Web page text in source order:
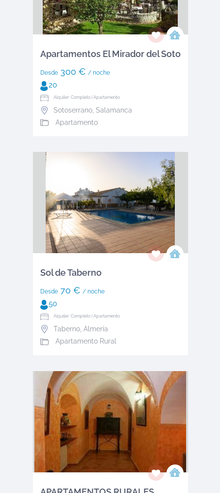
Apartamentos El Mirador del Soto
Desde300 € / noche
20
Alquiler: Completo | Apartamento
Sotoserrano, Salamanca
Apartamento
Sol de Taberno
Desde70 € / noche
50
Alquiler: Completo | Apartamento
Taberno, Almería
Apartamento Rural